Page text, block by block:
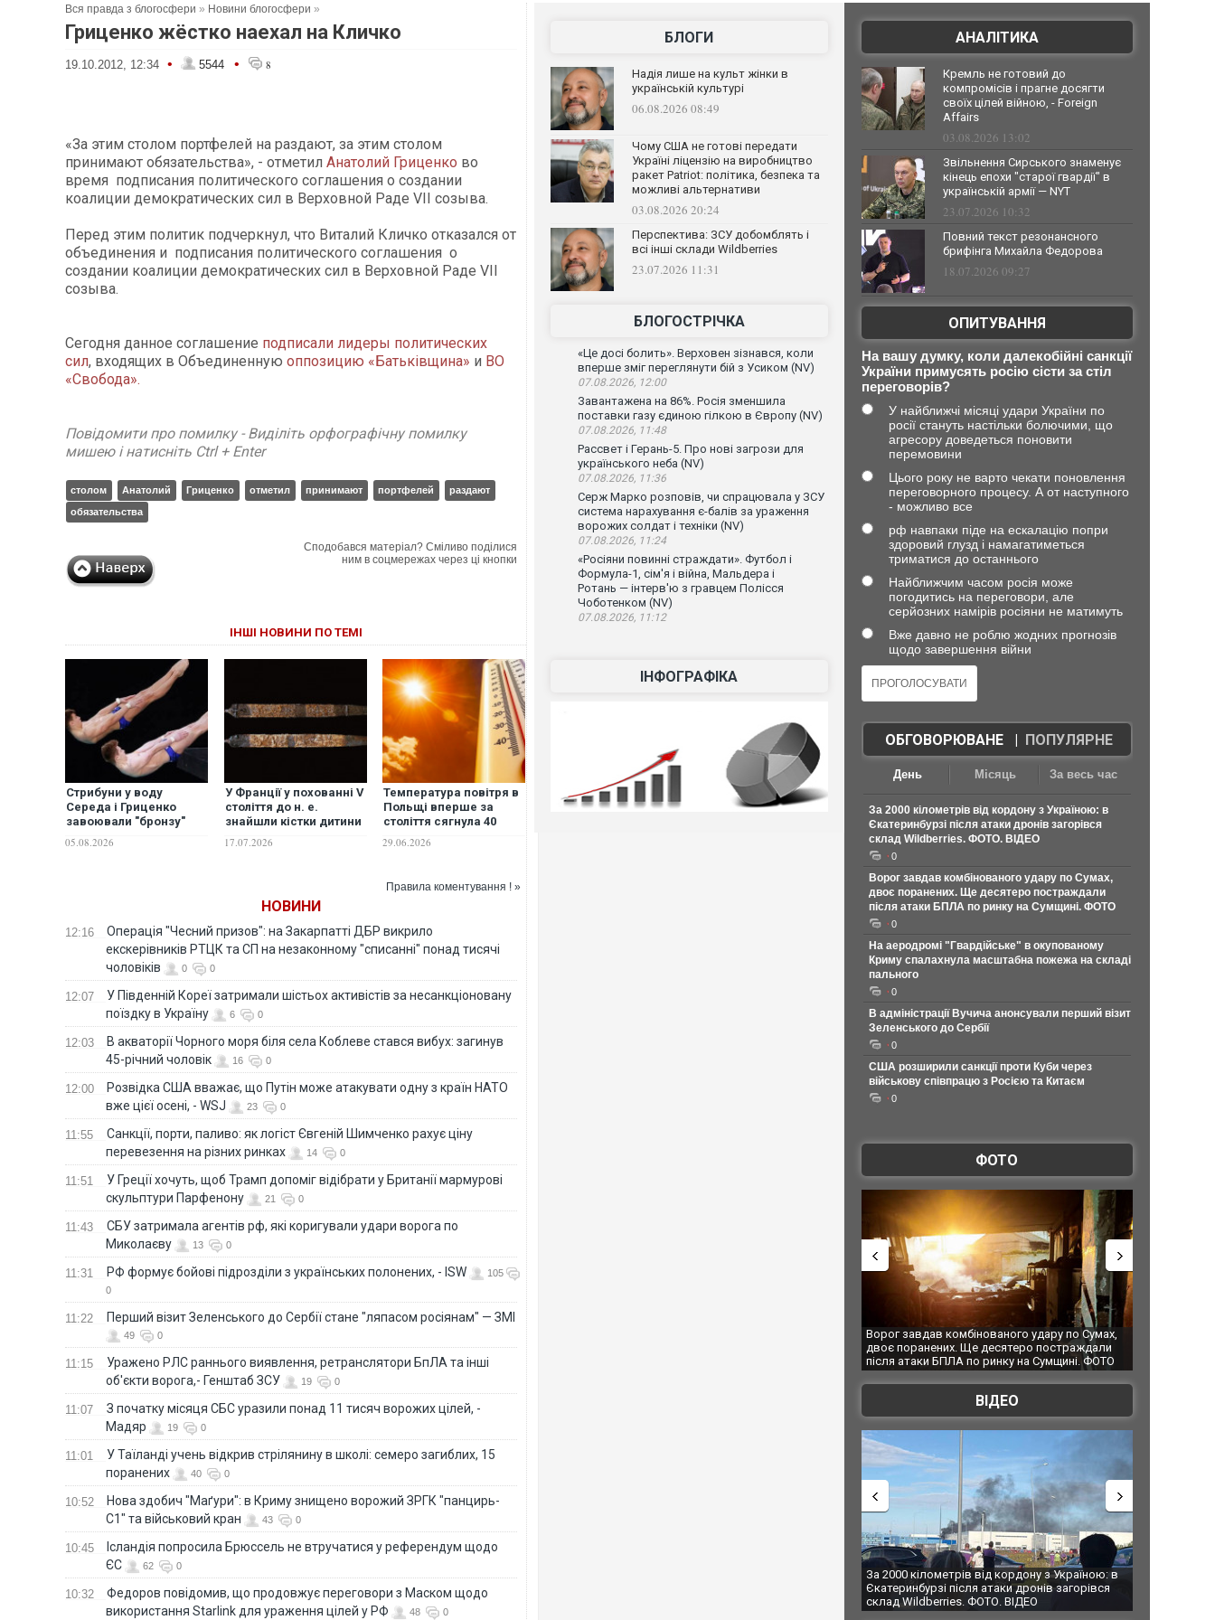
Вся правда з блогосфери » Новини блогосфери »
Гриценко жёстко наехал на Кличко
19.10.2012, 12:34 • 5544 • 8
«За этим столом портфелей на раздают, за этим столом
принимают обязательства», - отметил Анатолий Гриценко во
время подписания политического соглашения о создании
коалиции демократических сил в Верховной Раде VII созыва.
Перед этим политик подчеркнул, что Виталий Кличко отказался от
объединения и подписания политического соглашения о
создании коалиции демократических сил в Верховной Раде VII
созыва.
Сегодня данное соглашение подписали лидеры политических
сил, входящих в Объединенную оппозицию «Батьківщина» и ВО
«Свобода».
Повідомити про помилку - Виділіть орфографічну помилку
мишею і натисніть Ctrl + Enter
столом Анатолий Гриценко отметил принимают портфелей
раздают
обязательства
Сподобався матеріал? Сміливо поділися
ним в соцмережах через ці кнопки
ІНШІ НОВИНИ ПО ТЕМІ
Стрибуни у воду
Середа і Гриценко
завоювали "бронзу"
05.08.2026
У Франції у похованні V
століття до н. е.
знайшли кістки дитини
17.07.2026
Температура повітря в
Польщі вперше за
століття сягнула 40
29.06.2026
Правила коментування ! »
НОВИНИ
12:16
Операція "Чесний призов": на Закарпатті ДБР викрило
екскерівників РТЦК та СП на незаконному "списанні" понад тисячі
чоловіків
0 0
12:07
У Південній Кореї затримали шістьох активістів за несанкціоновану
поїздку в Україну
6 0
12:03
В акваторії Чорного моря біля села Коблеве стався вибух: загинув
45-річний чоловік
16 0
12:00
Розвідка США вважає, що Путін може атакувати одну з країн НАТО
вже цієї осені, - WSJ
23 0
11:55
Санкції, порти, паливо: як логіст Євгеній Шимченко рахує ціну
перевезення на різних ринках
14 0
11:51
У Греції хочуть, щоб Трамп допоміг відібрати у Британії мармурові
скульптури Парфенону
21 0
11:43
СБУ затримала агентів рф, які коригували удари ворога по
Миколаєву
13 0
11:31 РФ формує бойові підрозділи з українських полонених, - ISW
105
0
11:22 Перший візит Зеленського до Сербії стане "ляпасом росіянам" — ЗМІ
49 0
11:15
Уражено РЛС раннього виявлення, ретранслятори БпЛА та інші
об'єкти ворога,- Генштаб ЗСУ
19 0
11:07
З початку місяця СБС уразили понад 11 тисяч ворожих цілей, -
Мадяр
19 0
11:01
У Таїланді учень відкрив стрілянину в школі: семеро загиблих, 15
поранених
40 0
10:52
Нова здобич "Маґури": в Криму знищено ворожий ЗРГК "панцирь-
С1" та військовий кран
43 0
10:45
Ісландія попросила Брюссель не втручатися у референдум щодо
ЄС
62 0
10:32
Федоров повідомив, що продовжує переговори з Маском щодо
використання Starlink для ураження цілей у РФ
48 0
БЛОГИ
Надія лише на культ жінки в
українській культурі
06.08.2026 08:49
Чому США не готові передати
Україні ліцензію на виробництво
ракет Patriot: політика, безпека та
можливі альтернативи
03.08.2026 20:24
Перспектива: ЗСУ добомблять і
всі інші склади Wildberries
23.07.2026 11:31
БЛОГОСТРІЧКА
«Це досі болить». Верховен зізнався, коли
вперше зміг переглянути бій з Усиком (NV)
07.08.2026, 12:00
Завантажена на 86%. Росія зменшила
поставки газу єдиною гілкою в Європу (NV)
07.08.2026, 11:48
Рассвет і Герань-5. Про нові загрози для
українського неба (NV)
07.08.2026, 11:36
Серж Марко розповів, чи спрацювала у ЗСУ
система нарахування є-балів за ураження
ворожих солдат і техніки (NV)
07.08.2026, 11:24
«Росіяни повинні страждати». Футбол і
Формула-1, сім'я і війна, Мальдера і
Ротань — інтерв'ю з гравцем Полісся
Чоботенком (NV)
07.08.2026, 11:12
ІНФОГРАФІКА
АНАЛІТИКА
Кремль не готовий до
компромісів і прагне досягти
своїх цілей війною, - Foreign
Affairs
03.08.2026 13:02
Звільнення Сирського знаменує
кінець епохи "старої гвардії" в
українській армії — NYT
23.07.2026 10:32
Повний текст резонансного
брифінга Михайла Федорова
18.07.2026 09:27
ОПИТУВАННЯ
На вашу думку, коли далекобійні санкції
України примусять росію сісти за стіл
переговорів?
У найближчі місяці удари України по
росії стануть настільки болючими, що
агресору доведеться поновити
перемовини
Цього року не варто чекати поновлення
переговорного процесу. А от наступного
- можливо все
рф навпаки піде на ескалацію попри
здоровий глузд і намагатиметься
триматися до останнього
Найближчим часом росія може
погодитись на переговори, але
серйозних намірів росіяни не матимуть
Вже давно не роблю жодних прогнозів
щодо завершення війни
ОБГОВОРЮВАНЕ| ПОПУЛЯРНЕ
День Місяць За весь час
За 2000 кілометрів від кордону з Україною: в
Єкатеринбурзі після атаки дронів загорівся
склад Wildberries. ФОТО. ВІДЕО
0
Ворог завдав комбінованого удару по Сумах,
двоє поранених. Ще десятеро постраждали
після атаки БПЛА по ринку на Сумщині. ФОТО
0
На аеродромі "Гвардійське" в окупованому
Криму спалахнула масштабна пожежа на складі
пального
0
В адміністрації Вучича анонсували перший візит
Зеленського до Сербії
0
США розширили санкції проти Куби через
військову співпрацю з Росією та Китаєм
0
ФОТО
Ворог завдав комбінованого удару по Сумах,
двоє поранених. Ще десятеро постраждали
після атаки БПЛА по ринку на Сумщині. ФОТО
За 2000
склад
ВІДЕО
За 2000 кілометрів від кордону з Україною: в
Єкатеринбурзі після атаки дронів загорівся
склад Wildberries. ФОТО. ВІДЕО
В Таїланді